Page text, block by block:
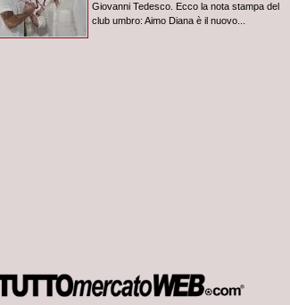
Giovanni Tedesco. Ecco la nota stampa del
club umbro: Aimo Diana è il nuovo...